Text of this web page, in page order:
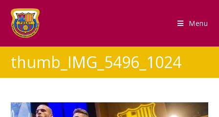
Menu
thumb_IMG_5496_1024